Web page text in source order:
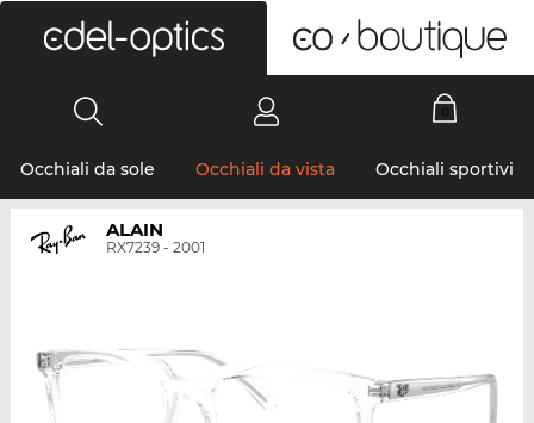
Occhiali da sole Occhiali da vista Occhiali sportivi
ALAIN
RX7239 - 2001